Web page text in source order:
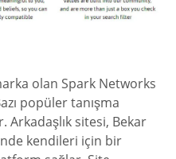
olan Spark Networks
popüler tanışma
sitesi, Bekar
kendileri için bir